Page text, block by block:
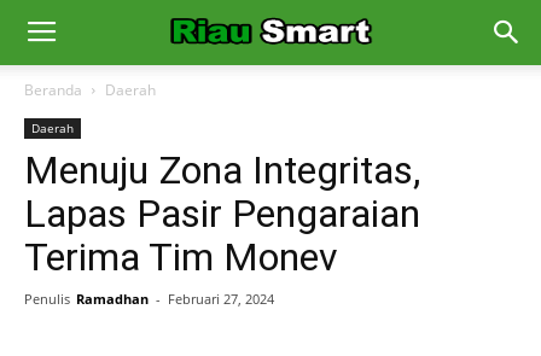
Beranda Daerah
Daerah
Menuju Zona Integritas,
Lapas Pasir Pengaraian
Terima Tim Monev
Penulis Ramadhan - Februari 27, 2024